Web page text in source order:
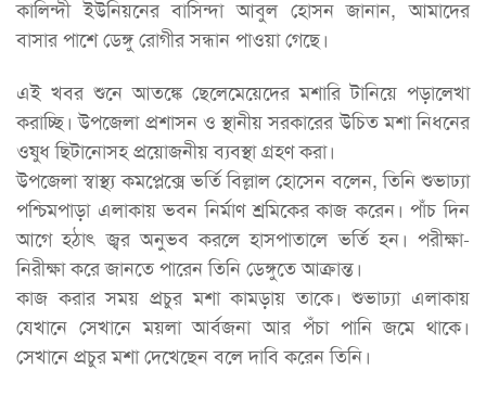
কালিন্দী ইউনিয়নের বাসিন্দা আবুল হোসন জানান, আমাদের
বাসার পাশে ডেঙ্গু রোগীর সন্ধান পাওয়া গেছে।
এই খবর শুনে আতঙ্কে ছেলেমেয়েদের মশারি টানিয়ে পড়ালেখা
করাচ্ছি। উপজেলা প্রশাসন ও স্থানীয় সরকারের উচিত মশা নিধনের
ওষুধ ছিটানোসহ প্রয়োজনীয় ব্যবস্থা গ্রহণ করা।
উপজেলা স্বাস্থ্য কমপ্লেক্সে ভর্তি বিল্লাল হোসেন বলেন, তিনি শুভাঢ্যা
পশ্চিমপাড়া এলাকায় ভবন নির্মাণ শ্রমিকের কাজ করেন। পাঁচ দিন
আগে হঠাৎ জ্বর অনুভব করলে হাসপাতালে ভর্তি হন। পরীক্ষা-
নিরীক্ষা করে জানতে পারেন তিনি ডেঙ্গুতে আক্রান্ত।
কাজ করার সময় প্রচুর মশা কামড়ায় তাকে। শুভাঢ্যা এলাকায়
যেখানে সেখানে ময়লা আর্বজনা আর পঁচা পানি জমে থাকে।
সেখানে প্রচুর মশা দেখেছেন বলে দাবি করেন তিনি।